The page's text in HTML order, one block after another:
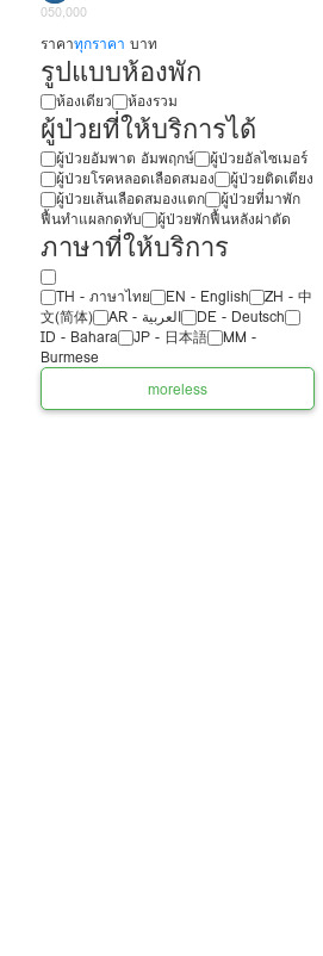
050,000
ราคาทุกราคา บาท
รูปแบบห้องพัก
ห้องเดียว ห้องรวม
ผู้ป่วยที่ให้บริการได้
ผู้ป่วยอัมพาต อัมพฤกษ์
ผู้ป่วยอัลไซเมอร์
ผู้ป่วยโรคหลอดเลือดสมอง
ผู้ป่วยติดเตียง
ผู้ป่วยเส้นเลือดสมองแตก
ผู้ป่วยที่มาพัก
ฟื้นทำแผลกดทับ
ผู้ป่วยพักฟื้นหลังผ่าตัด
ภาษาที่ให้บริการ
TH - ‏ภาษาไทย EN - English
ZH - 中
文(简体)
‏AR - ‏العربية‏
DE - Deutsch
ID - Bahara
JP - 日本語
MM -
Burmese
moreless